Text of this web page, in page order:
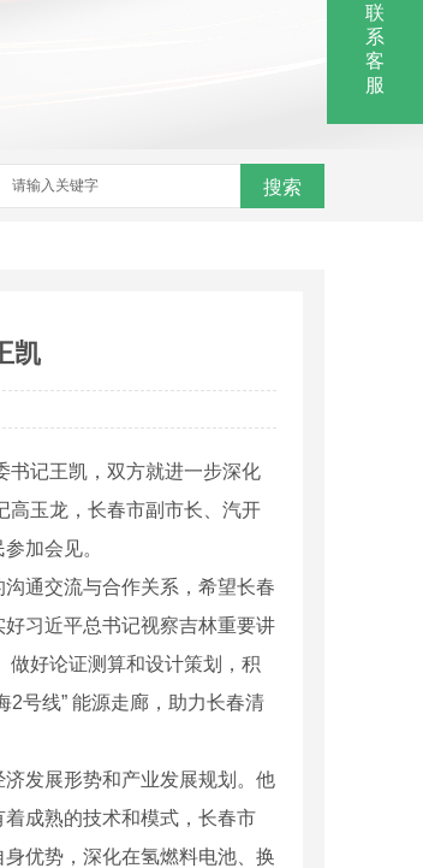
搜索
凯
书记王凯，双方就进一步深化
高玉龙，长春市副市长、汽开
加会见。
通交流与合作关系，希望长春
习近平总书记视察吉林重要讲
做好论证测算和设计策划，积
2号线” 能源走廊，助力长春清
发展形势和产业发展规划。他
成熟的技术和模式，长春市
优势，深化在氢燃料电池、换
联
系
客
服